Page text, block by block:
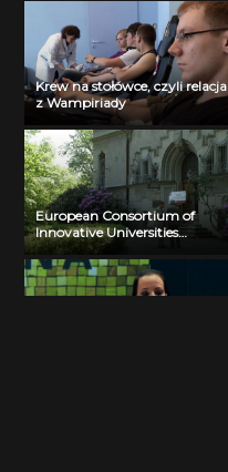
Krew na stołówce, czyli relacja
z Wampiriady
European Consortium of
Innovative Universities
Executive Board Meeting